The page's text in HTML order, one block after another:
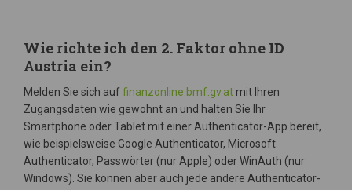
Wie richte ich den 2. Faktor ohne ID
Austria ein?
Melden Sie sich auffinanzonline.bmf.gv.atmit Ihren
Zugangsdaten wie gewohnt an und halten Sie Ihr
Smartphone oder Tablet mit einer Authenticator-App bereit,
wie beispielsweise Google Authenticator, Microsoft
Authenticator, Passwörter (nur Apple) oder WinAuth (nur
Windows). Sie können aber auch jede andere Authenticator-